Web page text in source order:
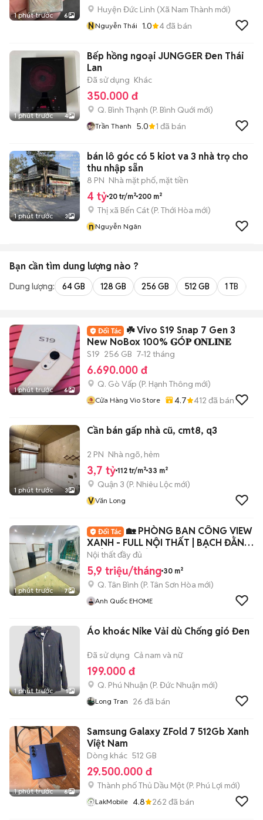
1 phút trước 6
Huyện Đức Linh (Xã Nam Thành mới)
NNguyễn Thái 1.0 4đã bán
1 phút trước 4
Bếp hồng ngoại JUNGGER Đen Thái
Lan
Đã sử dụng Khác
350.000 đ
Q. Bình Thạnh (P. Bình Quới mới)
Trần Thanh 5.0 1 đã bán
1 phút trước 3
bán lô góc có 5 kiot va 3 nhà trọ cho
thu nhập sẵn
8 PN Nhà mặt phố, mặt tiền
4 tỷ 20 tr/m² 200 m²
Thị xã Bến Cát (P. Thới Hòa mới)
nNguyễn Ngân
Bạn cần tìm dung lượng nào ?
Dung lượng: 64 GB 128 GB 256 GB 512 GB 1 TB
1 phút trước 6
☘️ Vivo S19 Snap 7 Gen 3
New NoBox 100% 𝐆Ó𝐏 𝐎𝐍𝐋𝐈𝐍𝐄
S19 256 GB 7-12 tháng
6.690.000 đ
Q. Gò Vấp (P. Hạnh Thông mới)
Cửa Hàng Vio Store 4.7 412 đã bán
1 phút trước 3
Cần bán gấp nhà cũ, cmt8, q3
2 PN Nhà ngõ, hẻm
3,7 tỷ 112 tr/m² 33 m²
Quận 3 (P. Nhiêu Lộc mới)
VVăn Long
1 phút trước 7
🏡 PHÒNG BAN CÔNG VIEW
XANH - FULL NỘI THẤT | BẠCH ĐẰNG
- TÂN SƠN HÒA
Nội thất đầy đủ
5,9 triệu/tháng 30 m²
Q. Tân Bình (P. Tân Sơn Hòa mới)
Anh Quốc EHOME
1 phút trước 1
Áo khoác Nike Vải dù Chống gió Đen
Đã sử dụng Cả nam và nữ
199.000 đ
Q. Phú Nhuận (P. Đức Nhuận mới)
Long Tran 26 đã bán
1 phút trước 6
Samsung Galaxy ZFold 7 512Gb Xanh
Việt Nam
Dòng khác 512 GB
29.500.000 đ
Thành phố Thủ Dầu Một (P. Phú Lợi mới)
LakMobile 4.8 262 đã bán